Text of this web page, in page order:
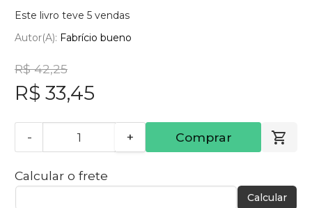
Este livro teve 5 vendas
Autor(a): Fabrício bueno
R$ 42,25
R$ 33,45
- + Comprar
Calcular o frete
Calcular